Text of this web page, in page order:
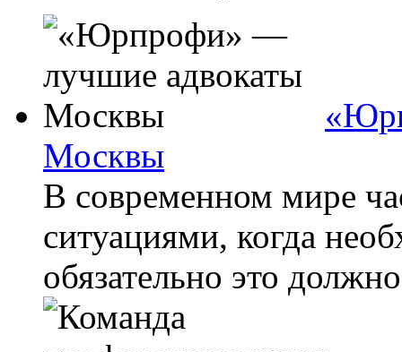
Москвы
В современном мире
ситуациями, когда
обязательно это